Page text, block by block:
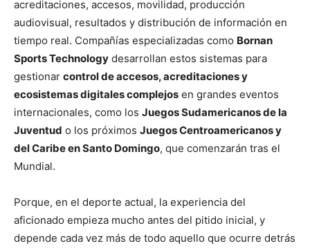
acreditaciones, accesos, movilidad, producción
audiovisual, resultados y distribución de información en
tiempo real. Compañías especializadas como Bornan
Sports Technology desarrollan estos sistemas para
gestionar control de accesos, acreditaciones y
ecosistemas digitales complejos en grandes eventos
internacionales, como los Juegos Sudamericanos de la
Juventud o los próximos Juegos Centroamericanos y
del Caribe en Santo Domingo, que comenzarán tras el
Mundial.
Porque, en el deporte actual, la experiencia del
aficionado empieza mucho antes del pitido inicial, y
depende cada vez más de todo aquello que ocurre detrás